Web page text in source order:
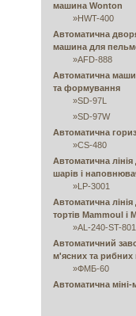
машина Wonton
»HWT-400
Автоматична
машина для
»AFD-888
Автоматична
та формування
»SD-97L
»SD-97W
Автоматична
»CS-480
Автоматична
шарів і
»LP-3001
Автоматична
тортів Mammoul і
»AL-240-ST-
Автоматичний
м'ясних та рибних
»ФМБ-60
Автоматична